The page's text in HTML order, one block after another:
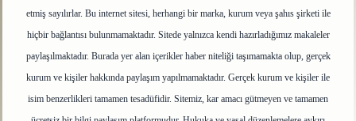
etmiş sayılırlar. Bu internet sitesi, herhangi bir marka, kurum veya şahıs şirketi ile
hiçbir bağlantısı bulunmamaktadır. Sitede yalnızca kendi hazırladığımız makaleler
paylaşılmaktadır. Burada yer alan içerikler haber niteliği taşımamakta olup, gerçek
kurum ve kişiler hakkında paylaşım yapılmamaktadır. Gerçek kurum ve kişiler ile
isim benzerlikleri tamamen tesadüfidir. Sitemiz, kar amacı gütmeyen ve tamamen